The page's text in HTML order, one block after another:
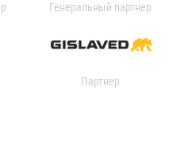
Генеральный партнер
Партнер